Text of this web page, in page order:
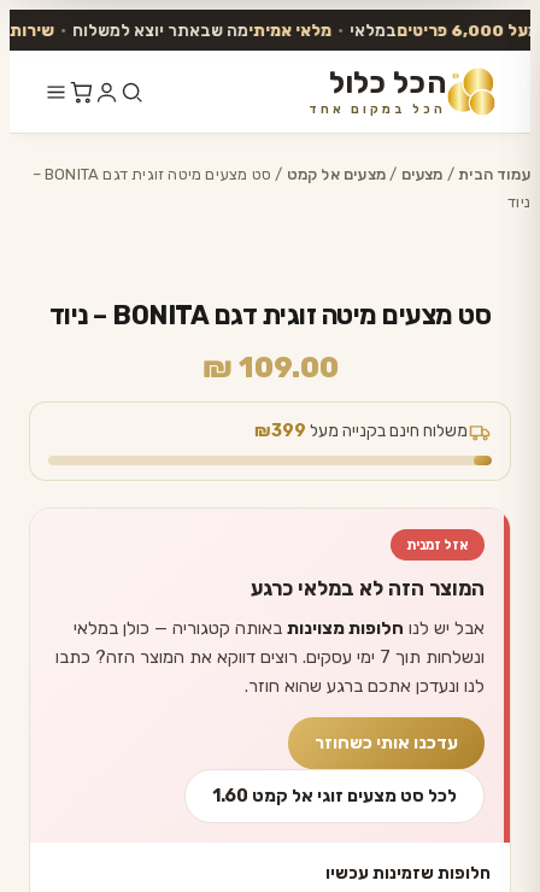
פריטים במלאי • מלאי אמיתימה שבאתר יוצא למשלוח • שירות
הכל כלול
הכל במקום אחד
לתוכן
עמוד הבית/ מצעים /מצעים אל קמט
/ סט מצעים מיטה זוגית דגם BONITA –
ניוד
סט מצעים מיטה זוגית דגם BONITA – ניוד
₪ 109.00
משלוח חינם בקנייה מעל ₪399
אזל זמנית
המוצר הזה לא במלאי כרגע
אבל יש לנו חלופות מצוינות באותה קטגוריה — כולן במלאי
ונשלחות תוך 7 ימי עסקים. רוצים דווקא את המוצר הזה? כתבו
לנו ונעדכן אתכם ברגע שהוא חוזר.
עדכנו אותי כשחוזר
לכל סט מצעים זוגי אל קמט 1.60
חלופות שזמינות עכשיו